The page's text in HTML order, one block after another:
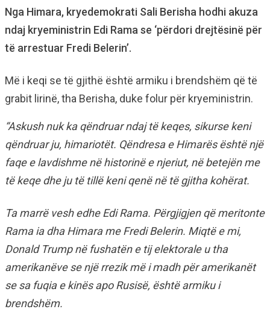
Nga Himara, kryedemokrati Sali Berisha hodhi akuza
ndaj kryeministrin Edi Rama se ‘përdori drejtësinë për
të arrestuar Fredi Belerin’.
Më i keqi se të gjithë është armiku i brendshëm që të
grabit lirinë, tha Berisha, duke folur për kryeministrin.
“Askush nuk ka qëndruar ndaj të keqes, sikurse keni
qëndruar ju, himariotët. Qëndresa e Himarës është një
faqe e lavdishme në historinë e njeriut, në betejën me
të keqe dhe ju të tillë keni qenë në të gjitha kohërat.
Ta marrë vesh edhe Edi Rama. Përgjigjen që meritonte
Rama ia dha Himara me Fredi Belerin. Miqtë e mi,
Donald Trump në fushatën e tij elektorale u tha
amerikanëve se një rrezik më i madh për amerikanët
se sa fuqia e kinës apo Rusisë, është armiku i
brendshëm.